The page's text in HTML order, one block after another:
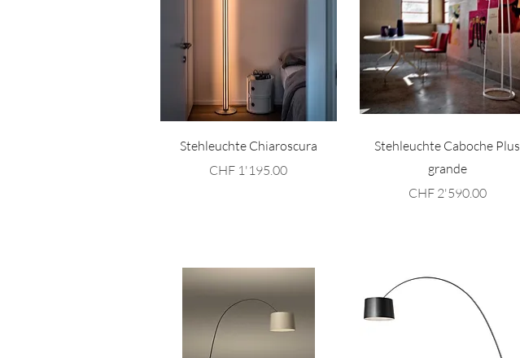
Schnellansicht
Stehleuchte Chiaroscura
Preis
CHF 1'195.00
Schnellansicht
Stehleuchte Caboche Plus
grande
Preis
CHF 2'590.00